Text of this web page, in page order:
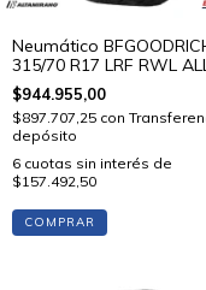
Neumático
315/70 R17 LRF RWL
TERRAIN T/A KO3 128 S
$944.955,00
$897.707,25 con
depósito
6 cuotas sin interés de
$157.492,50
COMPRAR